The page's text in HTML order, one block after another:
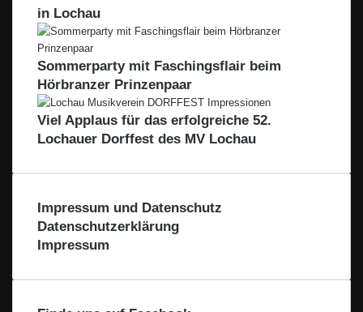
o
n
–
F
ü
r
d
g
o
k
a
t
e
s
s
v
o
d
e
s
in Lochau
Sommerparty mit Faschingsflair beim
Hörbranzer Prinzenpaar
Viel Applaus für das erfolgreiche 52.
Lochauer Dorffest des MV Lochau
Impressum und Datenschutz
Datenschutzerklärung
Impressum